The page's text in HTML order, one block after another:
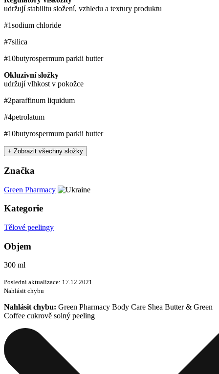
udržují stabilitu složení, vzhledu a textury produktu
#1sodium chloride
#7silica
#10butyrospermum parkii butter
Okluzivní složky
udržují vlhkost v pokožce
#2paraffinum liquidum
#4petrolatum
#10butyrospermum parkii butter
+ Zobrazit všechny složky
Značka
Green Pharmacy
Kategorie
Tělové peelingy
Objem
300 ml
Poslední aktualizace: 17.12.2021
Nahlásit chybu
Nahlásit chybu: Green Pharmacy Body Care Shea Butter & Green
Coffee cukrově solný peeling